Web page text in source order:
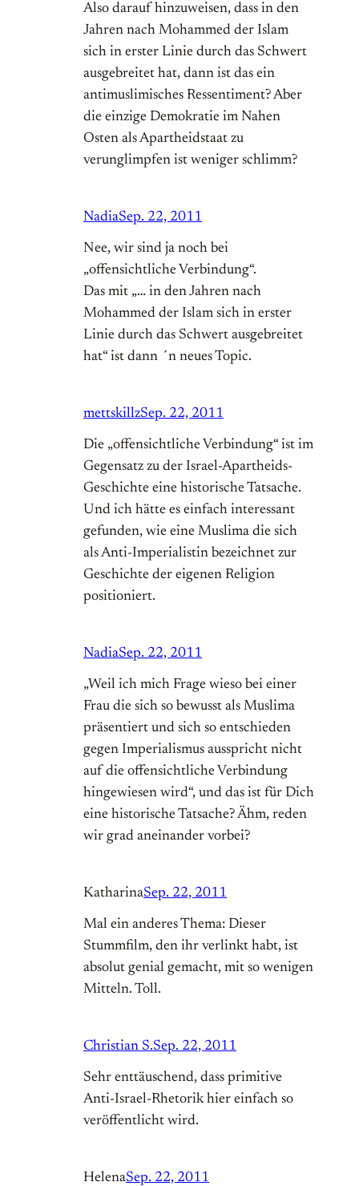
Also darauf hinzuweisen, dass in den
Jahren nach Mohammed der Islam
sich in erster Linie durch das Schwert
ausgebreitet hat, dann ist das ein
antimuslimisches Ressentiment? Aber
die einzige Demokratie im Nahen
Osten als Apartheidstaat zu
verunglimpfen ist weniger schlimm?
NadiaSep. 22, 2011
Nee, wir sind ja noch bei
„offensichtliche Verbindung“.
Das mit „… in den Jahren nach
Mohammed der Islam sich in erster
Linie durch das Schwert ausgebreitet
hat“ ist dann ´n neues Topic.
mettskillzSep. 22, 2011
Die „offensichtliche Verbindung“ ist im
Gegensatz zu der Israel-Apartheids-
Geschichte eine historische Tatsache.
Und ich hätte es einfach interessant
gefunden, wie eine Muslima die sich
als Anti-Imperialistin bezeichnet zur
Geschichte der eigenen Religion
positioniert.
NadiaSep. 22, 2011
„Weil ich mich Frage wieso bei einer
Frau die sich so bewusst als Muslima
präsentiert und sich so entschieden
gegen Imperialismus ausspricht nicht
auf die offensichtliche Verbindung
hingewiesen wird“, und das ist für Dich
eine historische Tatsache? Ähm, reden
wir grad aneinander vorbei?
KatharinaSep. 22, 2011
Mal ein anderes Thema: Dieser
Stummfilm, den ihr verlinkt habt, ist
absolut genial gemacht, mit so wenigen
Mitteln. Toll.
Christian S.Sep. 22, 2011
Sehr enttäuschend, dass primitive
Anti-Israel-Rhetorik hier einfach so
veröffentlicht wird.
HelenaSep. 22, 2011